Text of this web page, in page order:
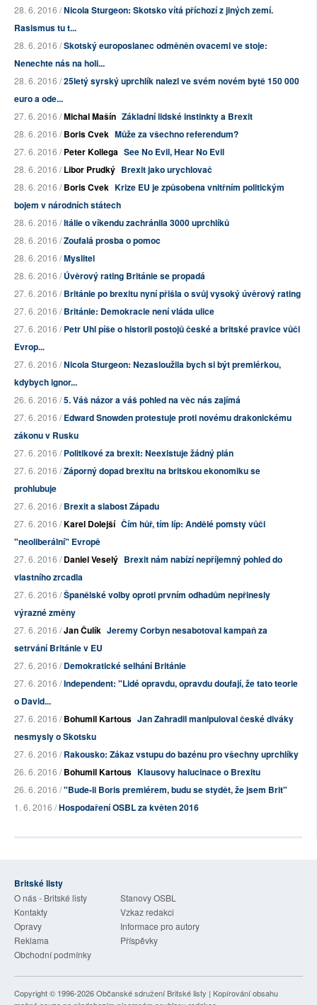
28. 6. 2016 /Nicola Sturgeon: Skotsko vítá příchozí z jiných zemí.
Rasismus tu t...
28. 6. 2016 /Skotský europoslanec odměněn ovacemi ve stoje:
Nenechte nás na holi...
28. 6. 2016 /25letý syrský uprchlík nalezl ve svém novém bytě 150 000
euro a ode...
27. 6. 2016 /Michal Mašín Základní lidské instinkty a Brexit
28. 6. 2016 /Boris Cvek Může za všechno referendum?
27. 6. 2016 /Peter Kollega See No Evil, Hear No Evil
28. 6. 2016 /Libor Prudký Brexit jako urychlovač
28. 6. 2016 /Boris Cvek Krize EU je způsobena vnitřním politickým
bojem v národních státech
28. 6. 2016 /Itálie o víkendu zachránila 3000 uprchlíků
28. 6. 2016 /Zoufalá prosba o pomoc
28. 6. 2016 /Myslitel
28. 6. 2016 /Úvěrový rating Británie se propadá
27. 6. 2016 /Británie po brexitu nyní přišla o svůj vysoký úvěrový rating
27. 6. 2016 /Británie: Demokracie není vláda ulice
27. 6. 2016 /Petr Uhl píše o historii postojů české a britské pravice vůči
Evrop...
27. 6. 2016 /Nicola Sturgeon: Nezasloužila bych si být premiérkou,
kdybych ignor...
26. 6. 2016 /5. Váš názor a váš pohled na věc nás zajímá
27. 6. 2016 /Edward Snowden protestuje proti novému drakonickému
zákonu v Rusku
27. 6. 2016 /Politikové za brexit: Neexistuje žádný plán
27. 6. 2016 /Záporný dopad brexitu na britskou ekonomiku se
prohlubuje
27. 6. 2016 /Brexit a slabost Západu
27. 6. 2016 /Karel Dolejší Čím hůř, tím líp: Andělé pomsty vůči
"neoliberální" Evropě
27. 6. 2016 /Daniel Veselý Brexit nám nabízí nepříjemný pohled do
vlastního zrcadla
27. 6. 2016 /Španělské volby oproti prvním odhadům nepřinesly
výrazné změny
27. 6. 2016 /Jan Čulík Jeremy Corbyn nesabotoval kampaň za
setrvání Británie v EU
27. 6. 2016 /Demokratické selhání Británie
27. 6. 2016 /Independent: "Lidé opravdu, opravdu doufají, že tato teorie
o David...
27. 6. 2016 /Bohumil Kartous Jan Zahradil manipuloval české diváky
nesmysly o Skotsku
27. 6. 2016 /Rakousko: Zákaz vstupu do bazénu pro všechny uprchlíky
26. 6. 2016 /Bohumil Kartous Klausovy halucinace o Brexitu
26. 6. 2016 /"Bude-li Boris premiérem, budu se stydět, že jsem Brit"
1. 6. 2016 /Hospodaření OSBL za květen 2016
Britské listy
O nás - Britské listy
Stanovy OSBL
Kontakty
Vzkaz redakci
Opravy
Informace pro autory
Reklama
Příspěvky
Obchodní podmínky
Copyright © 1996-2026Občanské sdružení Britské listy | Kopírování obsahu